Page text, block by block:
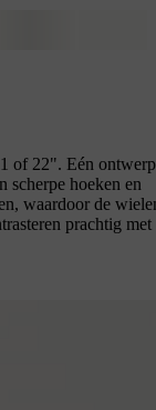
of 22". Eén ontwerp
scherpe hoeken en
waardoor de
prachtig met